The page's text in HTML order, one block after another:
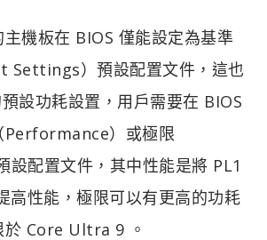
機板在 BIOS 僅能設定為基準
Settings）預設配置文件，這也
設功耗設置，用戶需要在 BIOS
Performance）或極限
設配置文件，其中性能是將 PL1
高性能，極限可以有更高的功耗
於 Core Ultra 9 。